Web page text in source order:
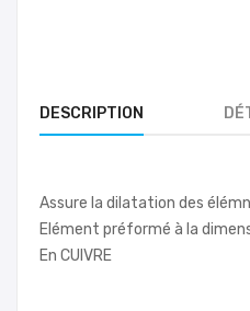
DESCRIPTION
Assure la dilatation des
Elément préformé à la
En CUIVRE